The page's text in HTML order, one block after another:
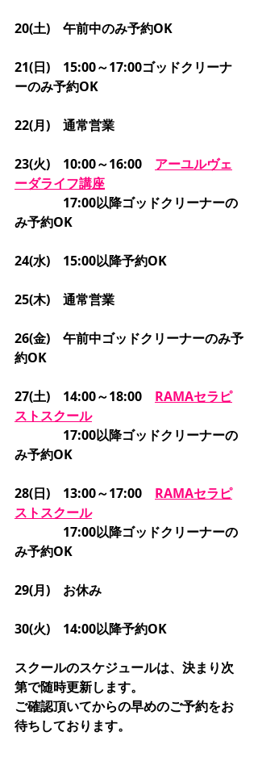
20(土)　午前中のみ予約OK
21(日)　15:00～17:00ゴッドクリーナ
ーのみ予約OK
22(月)　通常営業
23(火)　10:00～16:00 アーユルヴェ
ーダライフ講座
17:00以降ゴッドクリーナーの
み予約OK
24(水)　15:00以降予約OK
25(木)　通常営業
26(金)　午前中ゴッドクリーナーのみ予
約OK
27(土)　14:00～18:00 RAMAセラピ
ストスクール
17:00以降ゴッドクリーナーの
み予約OK
28(日)　13:00～17:00 RAMAセラピ
ストスクール
17:00以降ゴッドクリーナーの
み予約OK
29(月)　お休み
30(火)　14:00以降予約OK
スクールのスケジュールは、決まり次
第で随時更新します。
ご確認頂いてからの早めのご予約をお
待ちしております。